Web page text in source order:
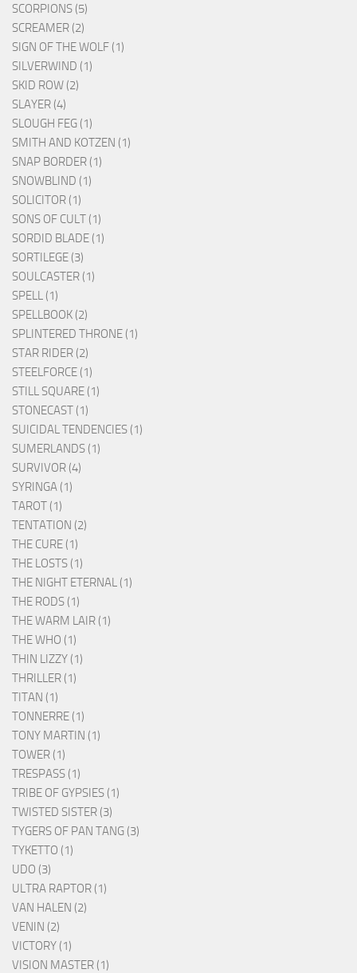
SCORPIONS (5)
SCREAMER (2)
SIGN OF THE WOLF (1)
SILVERWIND (1)
SKID ROW (2)
SLAYER (4)
SLOUGH FEG (1)
SMITH AND KOTZEN (1)
SNAP BORDER (1)
SNOWBLIND (1)
SOLICITOR (1)
SONS OF CULT (1)
SORDID BLADE (1)
SORTILEGE (3)
SOULCASTER (1)
SPELL (1)
SPELLBOOK (2)
SPLINTERED THRONE (1)
STAR RIDER (2)
STEELFORCE (1)
STILL SQUARE (1)
STONECAST (1)
SUICIDAL TENDENCIES (1)
SUMERLANDS (1)
SURVIVOR (4)
SYRINGA (1)
TAROT (1)
TENTATION (2)
THE CURE (1)
THE LOSTS (1)
THE NIGHT ETERNAL (1)
THE RODS (1)
THE WARM LAIR (1)
THE WHO (1)
THIN LIZZY (1)
THRILLER (1)
TITAN (1)
TONNERRE (1)
TONY MARTIN (1)
TOWER (1)
TRESPASS (1)
TRIBE OF GYPSIES (1)
TWISTED SISTER (3)
TYGERS OF PAN TANG (3)
TYKETTO (1)
UDO (3)
ULTRA RAPTOR (1)
VAN HALEN (2)
VENIN (2)
VICTORY (1)
VISION MASTER (1)